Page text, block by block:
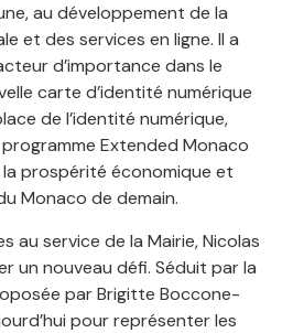
au développement de la
et des services en ligne. Il a
d’importance dans le
carte d’identité numérique
de l’identité numérique,
Extended Monaco
la prospérité économique et
Monaco de demain.
au service de la Mairie, Nicolas
un nouveau défi. Séduit par la
par Brigitte Boccone-
pour représenter les